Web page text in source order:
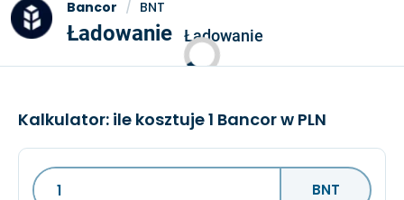
Bancor / BNT
Ładowanie Ładowanie
Kalkulator: ile kosztuje 1 Bancor w PLN
BNT